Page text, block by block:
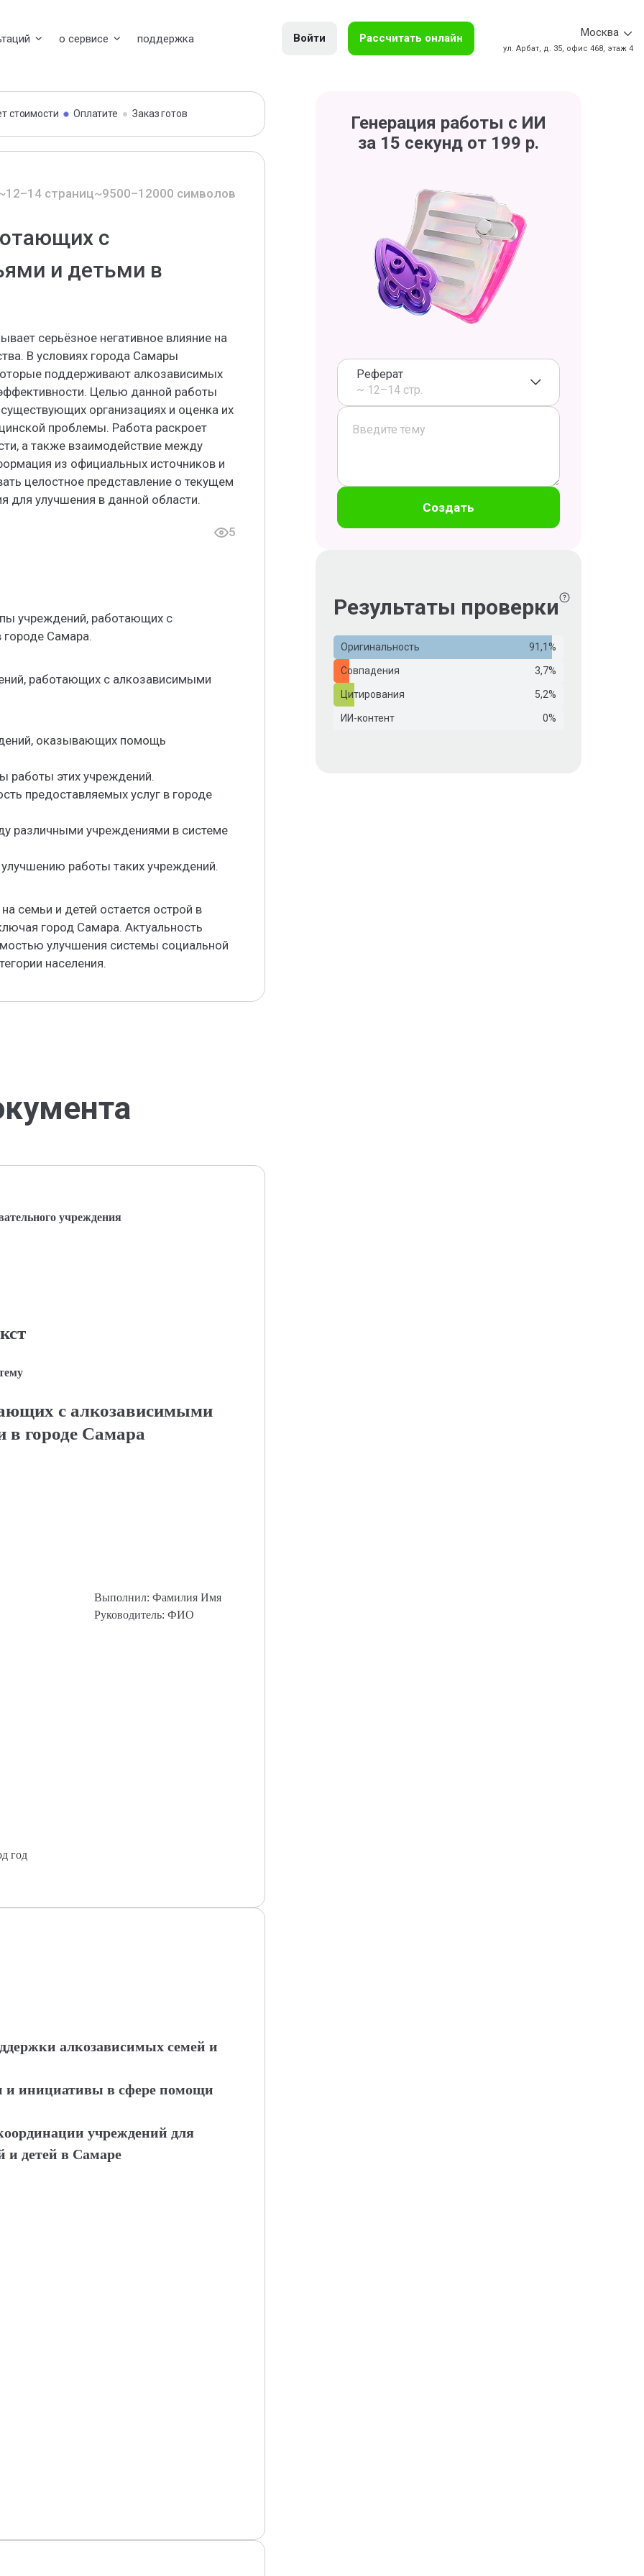
о сервисе поддержка Войти Рассчитать онлайн Москва
ул. Арбат, д. 35, офис 468, этаж 4
стоимости Оплатите Заказ готов
страниц~9500–12000 символов
с
и детьми в
серьёзное негативное влияние на
В условиях города Самары
поддерживают алкозависимых
Целью данной работы
организациях и оценка их
проблемы. Работа раскроет
а также взаимодействие между
из официальных источников и
целостное представление о текущем
для улучшения в данной области.
5
учреждений, работающих с
Самара.
работающих с алкозависимыми
оказывающих помощь
работы этих учреждений.
предоставляемых услуг в городе
различными учреждениями в системе
работы таких учреждений.
семьи и детей остается острой в
город Самара. Актуальность
улучшения системы социальной
населения.
учреждения
с алкозависимыми
в городе Самара
Выполнил: Фамилия Имя
Руководитель: ФИО
год
алкозависимых семей и
и инициативы в сфере помощи
учреждений для
и детей в Самаре
Генерация работы с ИИ
за 15 секунд от 199 р.
Реферат
~ 12–14 стр.
Создать
Результаты проверки
Оригинальность 91,1%
Совпадения 3,7%
Цитирования 5,2%
ИИ-контент 0%